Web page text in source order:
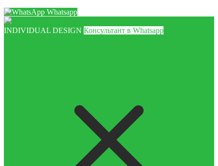
Whatsapp
INDIVIDUAL DESIGN Консультант в Whatsapp